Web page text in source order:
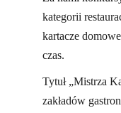
kategorii
kartacze
czas.
Tytuł „Mistrza
zakładów